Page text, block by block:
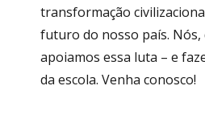
transformação
futuro do nosso país. Nós,
apoiamos essa luta – e
da escola. Venha conosco!